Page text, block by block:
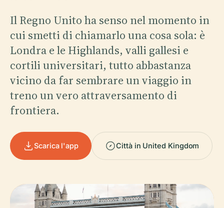
Il Regno Unito ha senso nel momento in
cui smetti di chiamarlo una cosa sola: è
Londra e le Highlands, valli gallesi e
cortili universitari, tutto abbastanza
vicino da far sembrare un viaggio in
treno un vero attraversamento di
frontiera.
Scarica l'app Città in United Kingdom